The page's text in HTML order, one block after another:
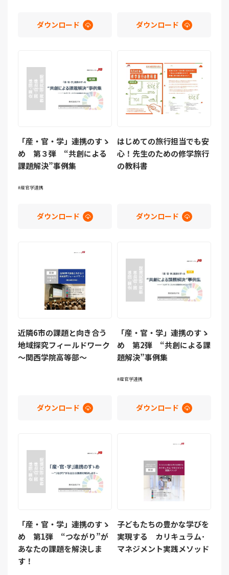
ダウンロード ダウンロード
「産・官・学」連携のすゝ
め 第３弾 “共創による
課題解決”事例集
産官学連携
ダウンロード
はじめての旅行担当でも安
心！先生のための修学旅行
の教科書
ダウンロード
近隣6市の課題と向き合う
地域探究フィールドワーク
～関西学院高等部～
ダウンロード
「産・官・学」連携のすゝ
め 第2弾 “共創による課
題解決”事例集
産官学連携
ダウンロード
「産・官・学」連携のすゝ
め 第1弾 “つながり”が
あなたの課題を解決しま
す！
子どもたちの豊かな学びを
実現する カリキュラム･
マネジメント実践メソッド